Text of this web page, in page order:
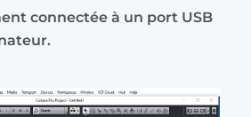
connectée à un port USB